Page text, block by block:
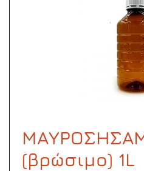
(βρώσιμο) 1L